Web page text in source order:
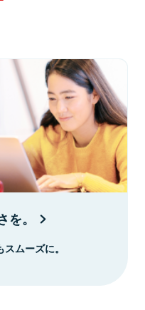
。
ムーズに。